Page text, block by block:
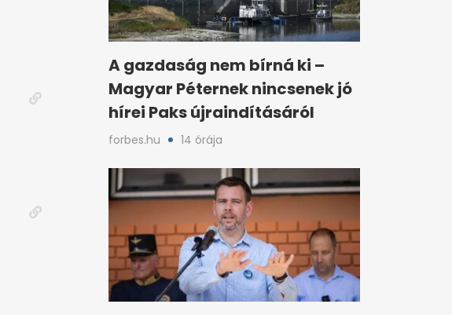
A gazdaság nem bírná ki –
Magyar Péternek nincsenek jó
hírei Paks újraindításáról
forbes.hu 14 órája